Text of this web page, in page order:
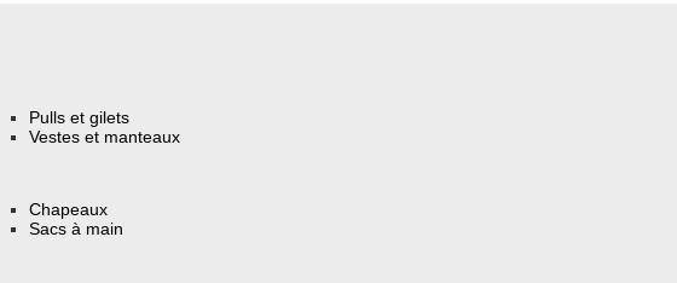
Pulls et gilets
Vestes et manteaux
Chapeaux
Sacs à main